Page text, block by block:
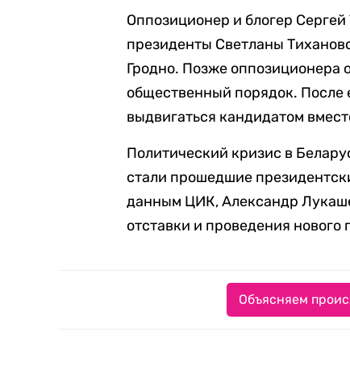
Оппозиционер и блогер
президенты Светланы
Гродно. Позже оппозиционера
общественный порядок. После
выдвигаться кандидатом
Политический кризис в
стали прошедшие
данным ЦИК, Александр
отставки и проведения нового
Объясняем